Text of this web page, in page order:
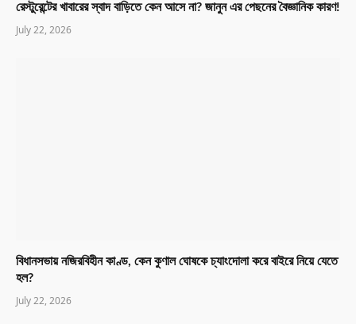
রেস্টুরেন্টের খাবারের স্বাদ বাড়িতে কেন আসে না? জানুন এর পেছনের বৈজ্ঞানিক কারণ!
July 22, 2026
বিধানসভায় নজিরবিহীন কাণ্ড, কেন কুণাল ঘোষকে চ্যাংদোলা করে বাইরে নিয়ে যেতে
হল?
July 22, 2026